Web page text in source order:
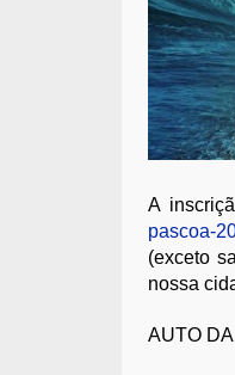
A
pascoa-
(exceto
nossa
AUTO